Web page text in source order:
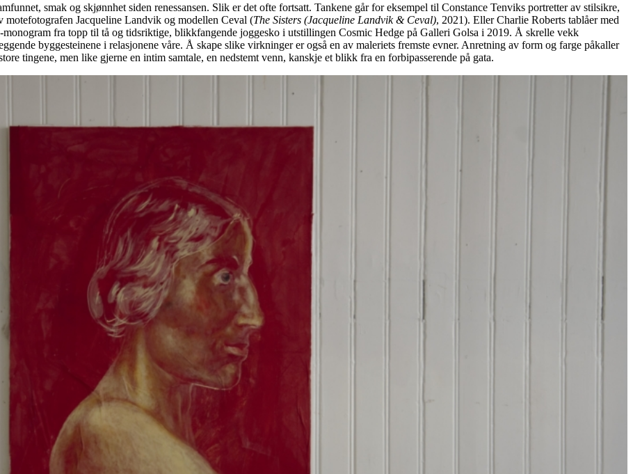
smak og skjønnhet siden renessansen. Slik er det ofte fortsatt. Tankene går for eksempel til Constance Tenviks portretter av stilsikre,
motefotografen Jacqueline Landvik og modellen Ceval (The Sisters (Jacqueline Landvik & Ceval), 2021). Eller Charlie Roberts tablåer med
fra topp til tå og tidsriktige, blikkfangende joggesko i utstillingen Cosmic Hedge på Galleri Golsa i 2019. Å skrelle vekk
byggesteinene i relasjonene våre. Å skape slike virkninger er også en av maleriets fremste evner. Anretning av form og farge påkaller
tingene, men like gjerne en intim samtale, en nedstemt venn, kanskje et blikk fra en forbipasserende på gata.